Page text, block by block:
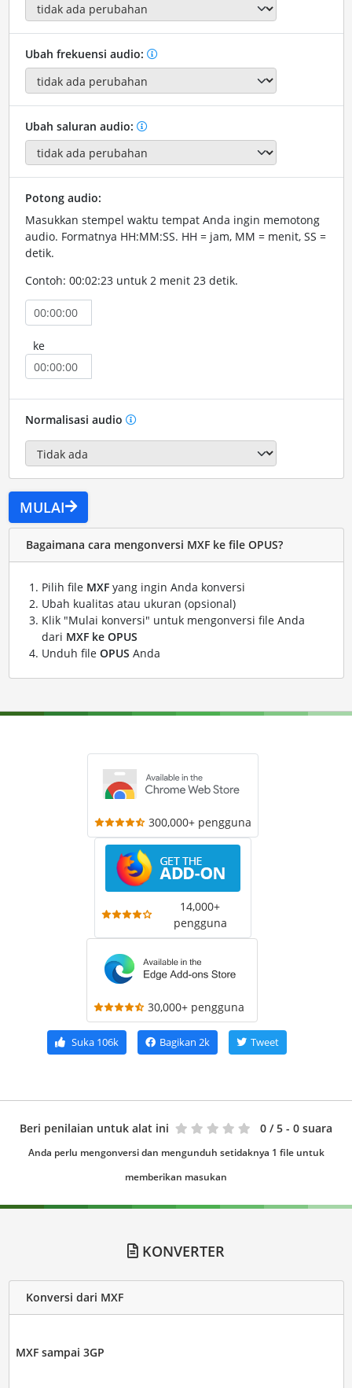
Ubah frekuensi audio:
Ubah saluran audio:
Potong audio:
Masukkan stempel waktu tempat Anda ingin memotong
audio. Formatnya HH:MM:SS. HH = jam, MM = menit, SS =
detik.
Contoh: 00:02:23 untuk 2 menit 23 detik.
ke
Normalisasi audio
MULAI
Bagaimana cara mengonversi MXF ke file OPUS?
Pilih file MXFyang ingin Anda konversi
Ubah kualitas atau ukuran (opsional)
Klik "Mulai konversi" untuk mengonversi file Anda
dari MXF ke OPUS
Unduh file OPUS Anda
300,000+ pengguna
14,000+
pengguna
30,000+ pengguna
Suka106k Bagikan 2k Tweet
Beri penilaian untuk alat ini 0 / 5 - 0 suara
Anda perlu mengonversi dan mengunduh setidaknya 1 file untuk
memberikan masukan
KONVERTER
Konversi dari MXF
MXF sampai 3GP